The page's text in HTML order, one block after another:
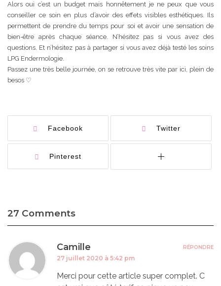
Alors oui c’est un budget mais honnêtement je ne peux que vous
conseiller ce soin en plus d’avoir des effets visibles esthétiques. Ils
permettent de prendre du temps pour soi et avoir une sensation de
bien-être après chaque séance. N’hésitez pas si vous avez des
questions. Et n’hésitez pas à partager si vous avez déjà testé les soins
LPG Endermologie.
Passez une très belle journée, on se retrouve très vite par ici, plein de
besos ♡
Facebook Twitter
Pinterest
27 Comments
Camille
27 juillet 2020 à 5:42 pm
Merci pour cette article super complet. C
RÉPONDRE